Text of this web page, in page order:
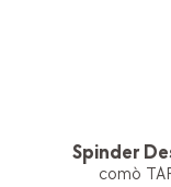
Spinder
comò